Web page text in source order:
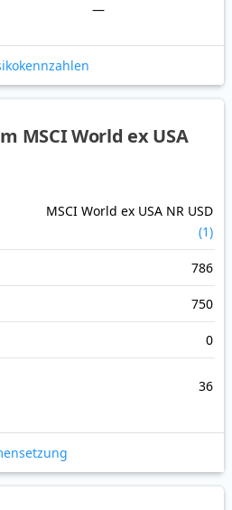
—
MSCI World ex USA
MSCI World ex USA NR USD
(1)
786
750
0
36